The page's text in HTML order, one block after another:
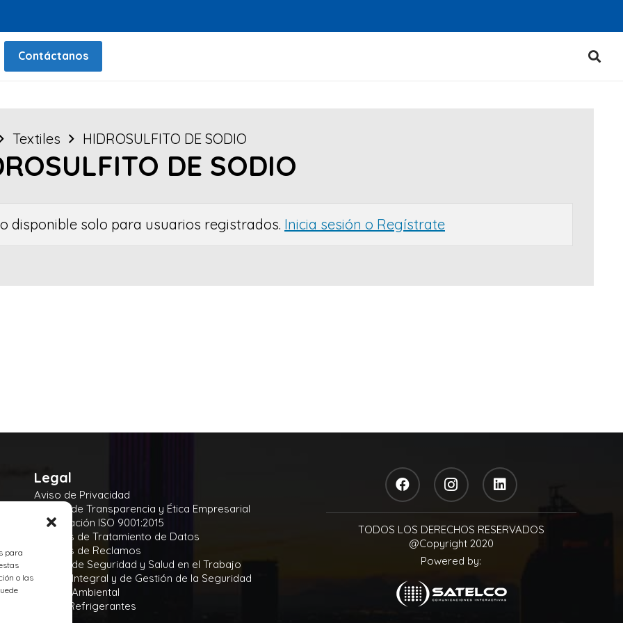
para
o las
Contáctanos
Textiles HIDROSULFITO DE SODIO
DE SODIO
disponible solo para usuarios registrados. Inicia sesión o Regístrate
Legal
Aviso de Privacidad
Manual de Transparencia y Ética Empresarial
Certificación ISO 9001:2015
Políticas de Tratamiento de Datos
Políticas de Reclamos
Política de Seguridad y Salud en el Trabajo
Política Integral y de Gestión de la Seguridad
Política Ambiental
Gases Refrigerantes
TODOS LOS DERECHOS RESERVADOS
@Copyright 2020
Powered by: